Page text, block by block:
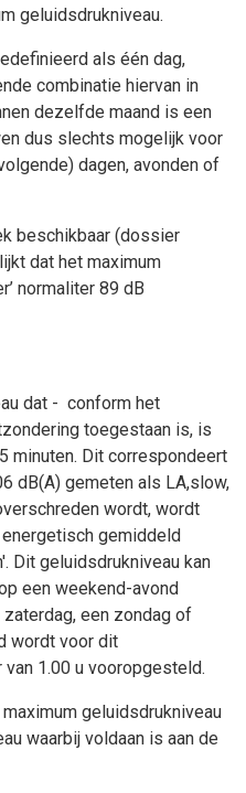
geluidsdrukniveau.
als één dag,
combinatie hiervan in
dezelfde maand is een
dus slechts mogelijk voor
dagen, avonden of
beschikbaar (dossier
dat het maximum
normaliter 89 dB
dat - conform het
toegestaan is, is
minuten. Dit correspondeert
dB(A) gemeten als LA,slow,
wordt, wordt
gemiddeld
Dit geluidsdrukniveau kan
een weekend-avond
een zondag of
wordt voor dit
1.00 u vooropgesteld.
geluidsdrukniveau
waarbij voldaan is aan de